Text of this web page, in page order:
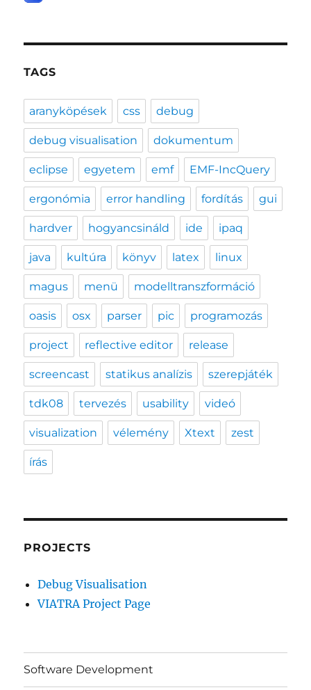
TAGS
aranyköpések css debug
debug visualisation dokumentum
eclipse egyetem emf EMF-IncQuery
ergonómia error handling fordítás gui
hardver hogyancsináld ide ipaq
java kultúra könyv latex linux
magus menü modelltranszformáció
oasis osx parser pic programozás
project reflective editor release
screencast statikus analízis szerepjáték
tdk08 tervezés usability videó
visualization vélemény Xtext zest
írás
PROJECTS
Debug Visualisation
VIATRA Project Page
Software Development